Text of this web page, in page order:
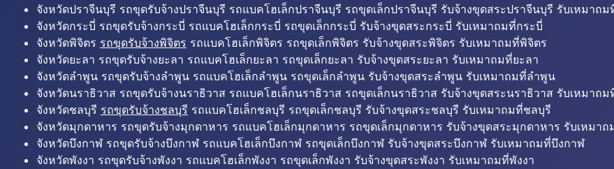
จังหวัดปราจีนบุรี รถขุดรับจ้างปราจีนบุรี รถแบคโฮเล็กปราจีนบุรี รถขุดเล็กปราจีนบุรี รับจ้างขุดสระปราจีนบุรี รับเหมาถม
จังหวัดกระบี่ รถขุดรับจ้างกระบี่ รถแบคโฮเล็กกระบี่ รถขุดเล็กกระบี่ รับจ้างขุดสระกระบี่ รับเหมาถมที่กระบี่
จังหวัดพิจิตร รถขุดรับจ้างพิจิตร รถแบคโฮเล็กพิจิตร รถขุดเล็กพิจิตร รับจ้างขุดสระพิจิตร รับเหมาถมที่พิจิตร
จังหวัดยะลา รถขุดรับจ้างยะลา รถแบคโฮเล็กยะลา รถขุดเล็กยะลา รับจ้างขุดสระยะลา รับเหมาถมที่ยะลา
จังหวัดลำพูน รถขุดรับจ้างลำพูน รถแบคโฮเล็กลำพูน รถขุดเล็กลำพูน รับจ้างขุดสระลำพูน รับเหมาถมที่ลำพูน
จังหวัดนราธิวาส รถขุดรับจ้างนราธิวาส รถแบคโฮเล็กนราธิวาส รถขุดเล็กนราธิวาส รับจ้างขุดสระนราธิวาส รับเหมาถ
จังหวัดชลบุรี รถขุดรับจ้างชลบุรี รถแบคโฮเล็กชลบุรี รถขุดเล็กชลบุรี รับจ้างขุดสระชลบุรี รับเหมาถมที่ชลบุรี
จังหวัดมุกดาหาร รถขุดรับจ้างมุกดาหาร รถแบคโฮเล็กมุกดาหาร รถขุดเล็กมุกดาหาร รับจ้างขุดสระมุกดาหาร รับเหมา
จังหวัดบึงกาฬ รถขุดรับจ้างบึงกาฬ รถแบคโฮเล็กบึงกาฬ รถขุดเล็กบึงกาฬ รับจ้างขุดสระบึงกาฬ รับเหมาถมที่บึงกาฬ
จังหวัดพังงา รถขุดรับจ้างพังงา รถแบคโฮเล็กพังงา รถขุดเล็กพังงา รับจ้างขุดสระพังงา รับเหมาถมที่พังงา